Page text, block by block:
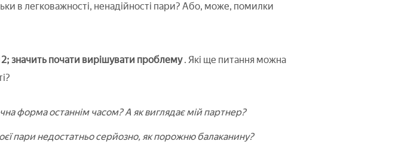
в легковажності, ненадійності пари? Або, може, помилки
значить почати вирішувати проблему. Які ще питання можна
форма останнім часом? А як виглядає мій партнер?
пари недостатньо серйозно, як порожню балаканину?